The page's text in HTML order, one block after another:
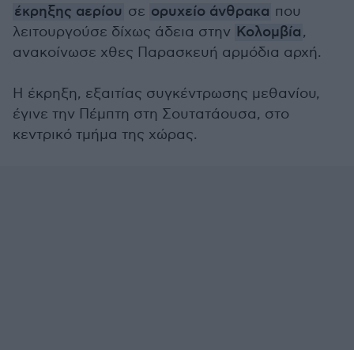
έκρηξης αερίου σε ορυχείο άνθρακα που
λειτουργούσε δίχως άδεια στην Κολομβία,
ανακοίνωσε χθες Παρασκευή αρμόδια αρχή.
Η έκρηξη, εξαιτίας συγκέντρωσης μεθανίου,
έγινε την Πέμπτη στη Σουτατάουσα, στο
κεντρικό τμήμα της χώρας.